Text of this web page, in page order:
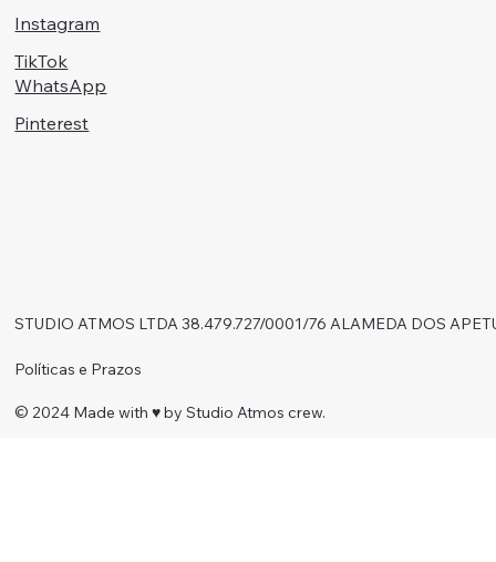
Instagram
TikTok
WhatsApp
Pinterest
STUDIO ATMOS LTDA 38.479.727/0001/76 ALAMEDA DOS
Políticas e Prazos
© 2024 Made with ♥︎ by Studio Atmos crew.